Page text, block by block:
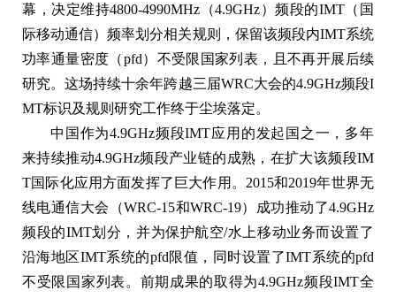
幕，决定维持4800-4990MHz（4.9GHz）频段的IMT（国
际移动通信）频率划分相关规则，保留该频段内IMT系统
功率通量密度（pfd）不受限国家列表，且不再开展后续
研究。这场持续十余年跨越三届WRC大会的4.9GHz频段I
MT标识及规则研究工作终于尘埃落定。
中国作为4.9GHz频段IMT应用的发起国之一，多年
来持续推动4.9GHz频段产业链的成熟，在扩大该频段IM
T国际化应用方面发挥了巨大作用。2015和2019年世界无
线电通信大会（WRC-15和WRC-19）成功推动了4.9GHz
频段的IMT划分，并为保护航空/水上移动业务而设置了
沿海地区IMT系统的pfd限值，同时设置了IMT系统的pfd
不受限国家列表。前期成果的取得为4.9GHz频段IMT全